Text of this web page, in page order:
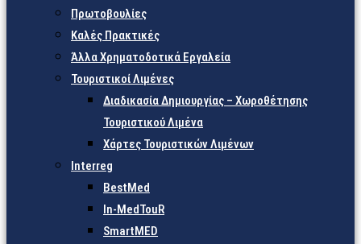
Πρωτοβουλίες
Καλές Πρακτικές
Άλλα Χρηματοδοτικά Εργαλεία
Τουριστικοί Λιμένες
Διαδικασία Δημιουργίας – Χωροθέτησης
Τουριστικού Λιμένα
Χάρτες Τουριστικών Λιμένων
Interreg
BestMed
In-MedTouR
SmartMED